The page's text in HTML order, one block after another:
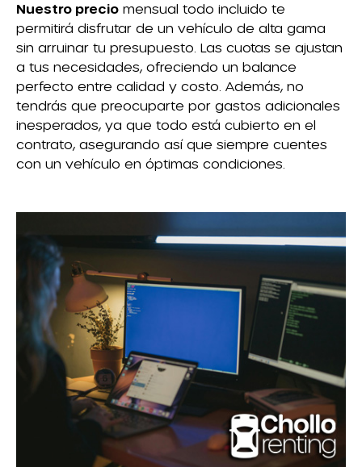
Nuestro precio mensual todo incluido te
permitirá disfrutar de un vehículo de alta gama
sin arruinar tu presupuesto. Las cuotas se ajustan
a tus necesidades, ofreciendo un balance
perfecto entre calidad y costo. Además, no
tendrás que preocuparte por gastos adicionales
inesperados, ya que todo está cubierto en el
contrato, asegurando así que siempre cuentes
con un vehículo en óptimas condiciones.